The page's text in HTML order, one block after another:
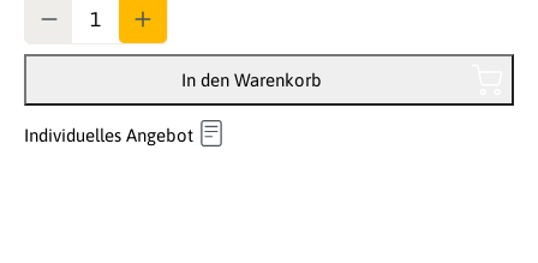
In den Warenkorb
Individuelles Angebot